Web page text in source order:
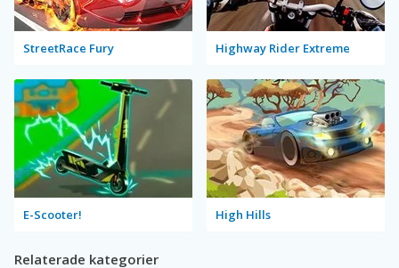
StreetRace Fury Highway Rider Extreme
E-Scooter! High Hills
Relaterade kategorier